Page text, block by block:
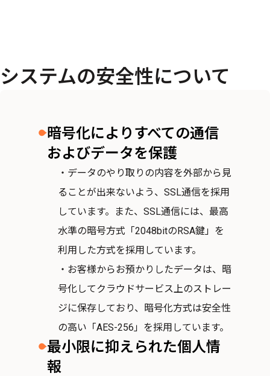
システムの安全性について
暗号化によりすべての通信
およびデータを保護
・データのやり取りの内容を外部から見
ることが出来ないよう、SSL通信を採用
しています。また、SSL通信には、最高
水準の暗号方式「2048bitのRSA鍵」を
利用した方式を採用しています。
・お客様からお預かりしたデータは、暗
号化してクラウドサービス上のストレー
ジに保存しており、暗号化方式は安全性
の高い「AES-256」を採用しています。
最小限に抑えられた個人情
報